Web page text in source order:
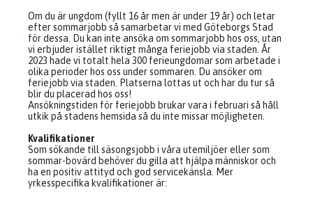
Om du är ungdom (fyllt 16 år men är under 19 år) och letar
efter sommarjobb så samarbetar vi med Göteborgs Stad
för dessa. Du kan inte ansöka om sommarjobb hos oss, utan
vi erbjuder istället riktigt många feriejobb via staden. År
2023 hade vi totalt hela 300 ferieungdomar som arbetade i
olika perioder hos oss under sommaren. Du ansöker om
feriejobb via staden. Platserna lottas ut och har du tur så
blir du placerad hos oss!
Ansökningstiden för feriejobb brukar vara i februari så håll
utkik på stadens hemsida så du inte missar möjligheten.
Kvalifikationer
Som sökande till säsongsjobb i våra utemiljöer eller som
sommar-bovärd behöver du gilla att hjälpa människor och
ha en positiv attityd och god servicekänsla. Mer
yrkesspecifika kvalifikationer är: